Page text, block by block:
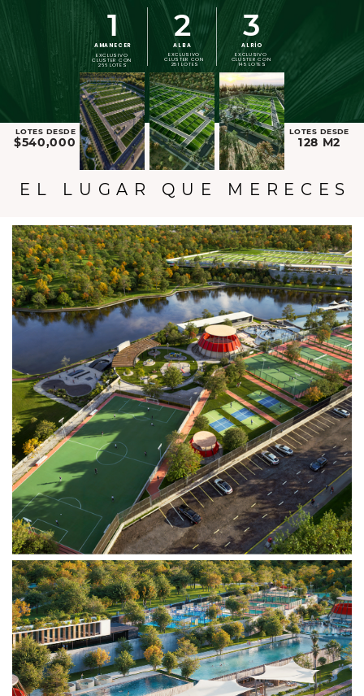
1
AMANECER
EXCLUSIVO ​
CLUSTER CON ​
266 LOTES
2
ALBA
EXCLUSIVO ​
CLUSTER CON ​
251 LOTES
3
ALRÍO
EXCLUSIVO ​
CLUSTER CON ​
145 LOTES
LOTES DESDE LOTES DESDE
$540,000 128 M2
EL LUGAR QUE MERECES